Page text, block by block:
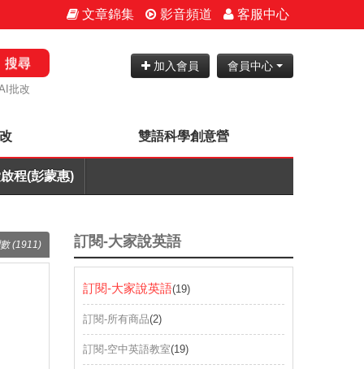
文章錦集 影音頻道 客服中心
搜尋
批改
加入會員 會員中心
雙語科學創意營
程(彭蒙惠)
(1911) 訂閱-大家說英語
訂閱-大家說英語(19)
訂閱-所有商品(2)
訂閱-空中英語教室(19)